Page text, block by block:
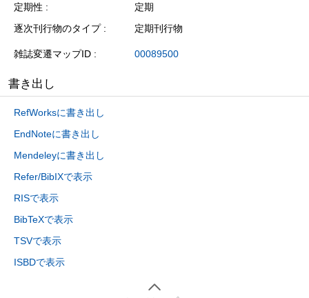
定期性
定期
逐次刊行物のタイプ
定期刊行物
雑誌変遷マップID 00089500
書き出し
RefWorksに書き出し
EndNoteに書き出し
Mendeleyに書き出し
Refer/BibIXで表示
RISで表示
BibTeXで表示
TSVで表示
ISBDで表示